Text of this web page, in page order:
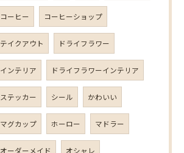
コーヒー コーヒーショップ
テイクアウト ドライフラワー
インテリア ドライフラワーインテリア
ステッカー シール かわいい
マグカップ ホーロー マドラー
オーダーメイド オシャレ